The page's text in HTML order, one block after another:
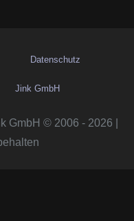
Datenschutz
Jink GmbH
GmbH © 2006 - 2026 |